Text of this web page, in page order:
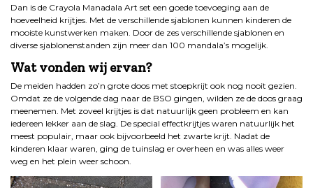
Dan is de Crayola Manadala Art set een goede toevoeging aan de
hoeveelheid krijtjes. Met de verschillende sjablonen kunnen kinderen de
mooiste kunstwerken maken. Door de zes verschillende sjablonen en
diverse sjablonenstanden zijn meer dan 100 mandala’s mogelijk.
Wat vonden wij ervan?
De meiden hadden zo’n grote doos met stoepkrijt ook nog nooit gezien.
Omdat ze de volgende dag naar de BSO gingen, wilden ze de doos graag
meenemen. Met zoveel krijtjes is dat natuurlijk geen probleem en kan
iedereen lekker aan de slag. De special effectkrijtjes waren natuurlijk het
meest populair, maar ook bijvoorbeeld het zwarte krijt. Nadat de
kinderen klaar waren, ging de tuinslag er overheen en was alles weer
weg en het plein weer schoon.